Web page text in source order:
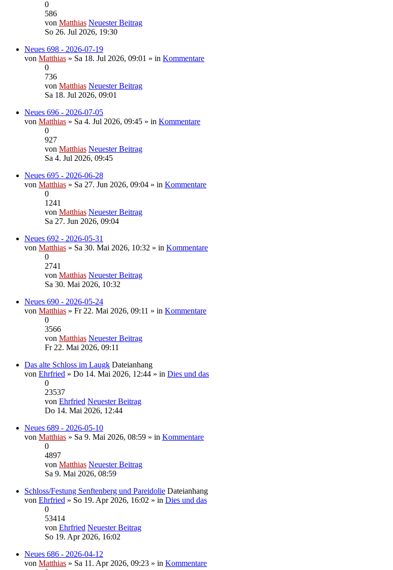
0
586
von Matthias Neuester Beitrag
So 26. Jul 2026, 19:30
Neues 698 - 2026-07-19
von Matthias » Sa 18. Jul 2026, 09:01 » in Kommentare
0
736
von Matthias Neuester Beitrag
Sa 18. Jul 2026, 09:01
Neues 696 - 2026-07-05
von Matthias » Sa 4. Jul 2026, 09:45 » in Kommentare
0
927
von Matthias Neuester Beitrag
Sa 4. Jul 2026, 09:45
Neues 695 - 2026-06-28
von Matthias » Sa 27. Jun 2026, 09:04 » in Kommentare
0
1241
von Matthias Neuester Beitrag
Sa 27. Jun 2026, 09:04
Neues 692 - 2026-05-31
von Matthias » Sa 30. Mai 2026, 10:32 » in Kommentare
0
2741
von Matthias Neuester Beitrag
Sa 30. Mai 2026, 10:32
Neues 690 - 2026-05-24
von Matthias » Fr 22. Mai 2026, 09:11 » in Kommentare
0
3566
von Matthias Neuester Beitrag
Fr 22. Mai 2026, 09:11
Das alte Schloss im Laugk Dateianhang
von Ehrfried » Do 14. Mai 2026, 12:44 » in Dies und das
0
23537
von Ehrfried Neuester Beitrag
Do 14. Mai 2026, 12:44
Neues 689 - 2026-05-10
von Matthias » Sa 9. Mai 2026, 08:59 » in Kommentare
0
4897
von Matthias Neuester Beitrag
Sa 9. Mai 2026, 08:59
Schloss/Festung Senftenberg und Pareidolie Dateianhang
von Ehrfried » So 19. Apr 2026, 16:02 » in Dies und das
0
53414
von Ehrfried Neuester Beitrag
So 19. Apr 2026, 16:02
Neues 686 - 2026-04-12
von Matthias » Sa 11. Apr 2026, 09:23 » in Kommentare